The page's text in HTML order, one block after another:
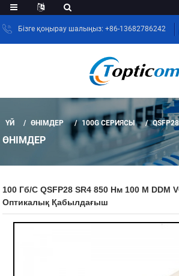
Бізге қоңырау шалыңыз: +86-13682786242
ҮЙ ӨНІМДЕР 100G СЕРИЯСЫ QSFP28
ӨНІМДЕР
100 Гб/с QSFP28 SR4 850 Нм 100 М DDM
Оптикалық Қабылдағыш